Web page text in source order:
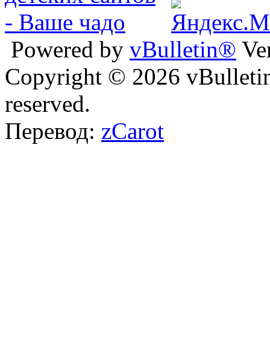
Powered by vBulletin®
Copyright © 2026
reserved.
Перевод: zCarot